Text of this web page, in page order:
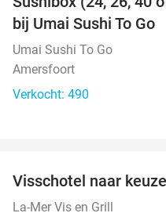
bij Umai Sushi To Go
Umai Sushi To Go
Amersfoort
Verkocht: 490
Visschotel naar
La-Mer Vis en Grill